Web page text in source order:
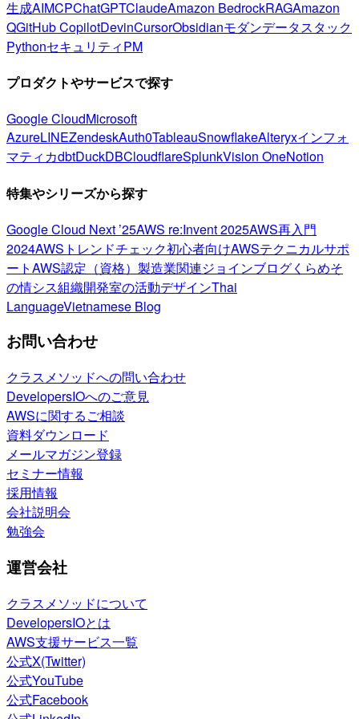
生成AIMCPChatGPTClaudeAmazon BedrockRAGAmazon
QGitHub CopilotDevinCursorObsidianモダンデータスタック
PythonセキュリティPM
プロダクトやサービスで探す
Google CloudMicrosoft
AzureLINEZendeskAuth0TableauSnowflakeAlteryxインフォ
マティカdbtDuckDBCloudflareSplunkVision OneNotion
特集やシリーズから探す
Google Cloud Next ’25AWS re:Invent 2025AWS再入門
2024AWSトレンドチェック初心者向けAWSテクニカルサポ
ートAWS認定（資格） 製造業関連ジョインブログくらめそ
の情シス組織開発室の活動デザインThai
LanguageVietnamese Blog
お問い合わせ
クラスメソッドへの問い合わせ
DevelopersIOへのご意見
AWSに関するご相談
資料ダウンロード
メールマガジン登録
セミナー情報
採用情報
会社説明会
勉強会
運営会社
クラスメソッドについて
DevelopersIOとは
AWS支援サービス一覧
公式X(Twitter)
公式YouTube
公式Facebook